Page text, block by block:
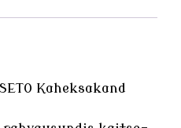
Kaheksakand